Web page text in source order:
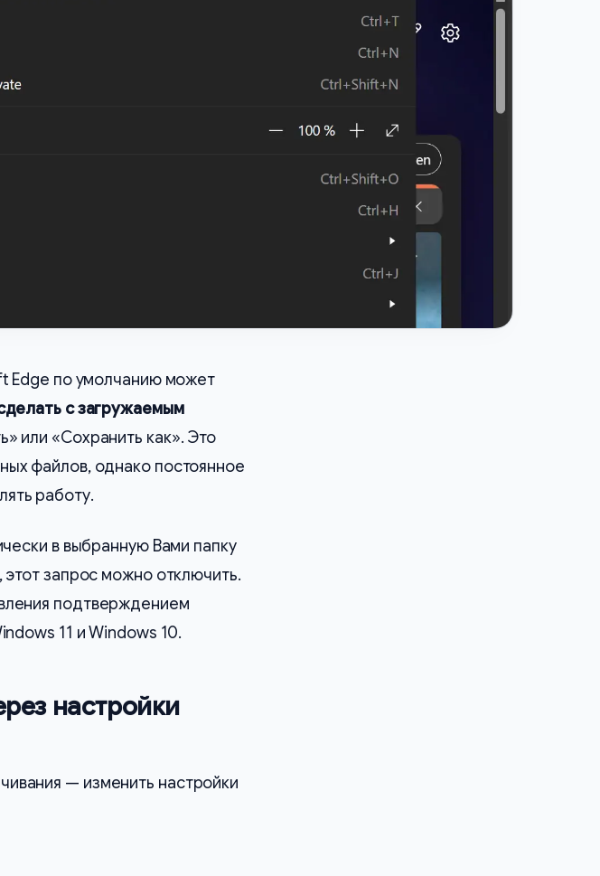
Edge по умолчанию может
с загружаемым
или «Сохранить как». Это
файлов, однако постоянное
работу.
в выбранную Вами папку
запрос можно отключить.
подтверждением
11 и Windows 10.
настройки
— изменить настройки